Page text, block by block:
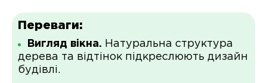
Переваги:
Вигляд вікна. Натуральна структура
дерева та відтінок підкреслюють дизайн
будівлі.